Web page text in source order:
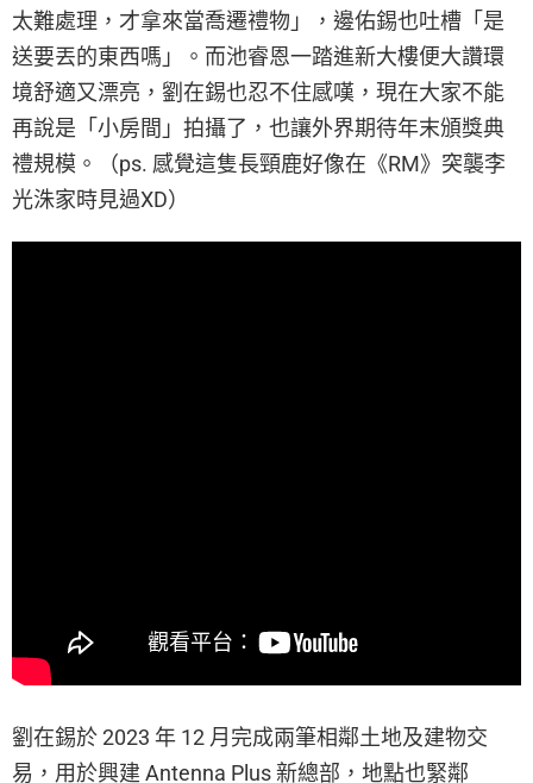
太難處理，才拿來當喬遷禮物」，邊佑錫也吐槽「是
送要丟的東西嗎」。而池睿恩一踏進新大樓便大讚環
境舒適又漂亮，劉在錫也忍不住感嘆，現在大家不能
再說是「小房間」拍攝了，也讓外界期待年末頒獎典
禮規模。（ps. 感覺這隻長頸鹿好像在《RM》突襲李
光洙家時見過XD）
劉在錫於 2023 年 12 月完成兩筆相鄰土地及建物交
易，用於興建 Antenna Plus 新總部，地點也緊鄰